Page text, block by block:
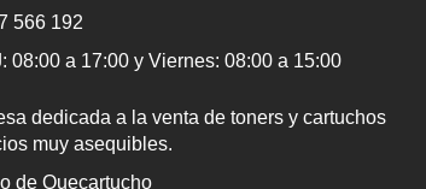
566 192
08:00 a 17:00 y Viernes: 08:00 a 15:00
dedicada a la venta de toners y cartuchos
muy asequibles.
de Quecartucho